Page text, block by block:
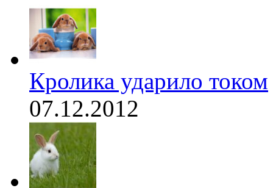
Кролика ударило током
07.12.2012